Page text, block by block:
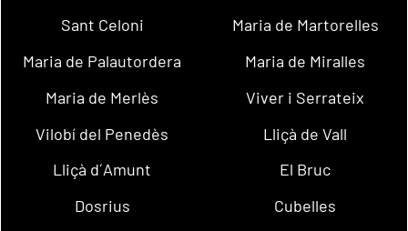
Sant Celoni
Maria de Martorelles
Maria de Palautordera
Maria de Miralles
Maria de Merlès
Viver i Serrateix
Vilobí del Penedès
Lliçà de Vall
Lliçà d´Amunt
El Bruc
Dosrius
Cubelles